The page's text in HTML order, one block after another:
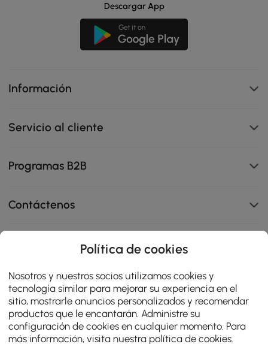
Descargar App
Información
Servicio al cliente
Programas B2B
Contáctenos
4.8
star
rating
OPINIONES CERTIFICADAS
Política de cookies
Nosotros y nuestros socios utilizamos cookies y
tecnología similar para mejorar su experiencia en el
sitio, mostrarle anuncios personalizados y recomendar
productos que le encantarán. Administre su
configuración de cookies en cualquier momento. Para
más información, visita nuestra política de cookies